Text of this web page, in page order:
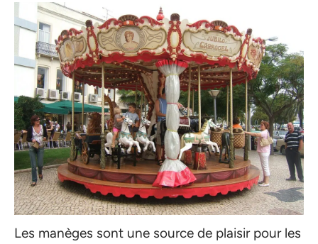
Les manèges sont une source de plaisir pour les